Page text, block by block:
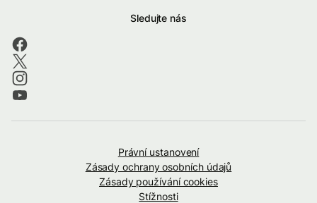
Sledujte nás
Právní ustanovení
Zásady ochrany osobních údajů
Zásady používání cookies
Stížnosti